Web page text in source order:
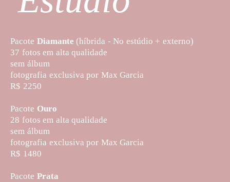
Pacote Diamante (híbrida - No estúdio + externo)
37 fotos em alta qualidade
sem álbum
fotografia exclusiva por Max Garcia
R$ 2250
Pacote Ouro
28 fotos em alta qualidade
sem álbum
fotografia exclusiva por Max Garcia
R$ 1480
Pacote Prata